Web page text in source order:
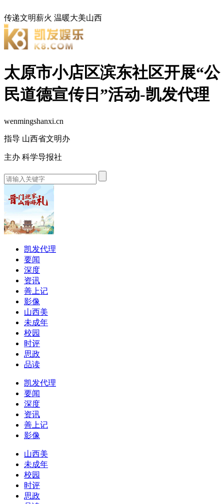
传递文明薪火 温暖大美山西
太原市小店区滨东社区开展“公
民道德宣传日”活动-凯发代理
wenmingshanxi.cn
指导 山西省文明办
主办 科学导报社
凯发代理
要闻
深度
资讯
善上记
影像
山西美
未成年
校园
时评
思政
品读
凯发代理
要闻
深度
资讯
善上记
影像
山西美
未成年
校园
时评
思政